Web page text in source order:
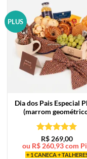
PLUS
Dia dos Pais Especial
(marrom
Avaliação5
de 5
R$269,00
ou R$ 260,93com
+ 1 CANECA +